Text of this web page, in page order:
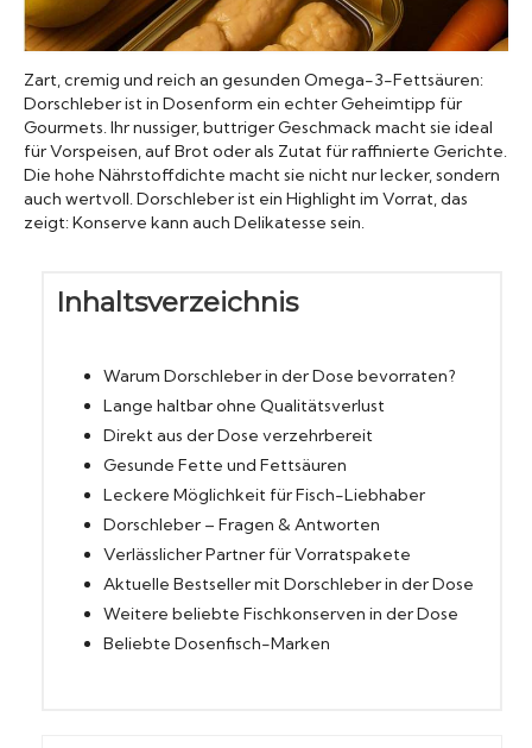
Konserven
Nudeln
Marmelade
Wissenswert
Zart, cremig und reich an gesunden Omega-3-Fettsäuren:
Dorschleber ist in Dosenform ein echter Geheimtipp für
Gourmets. Ihr nussiger, buttriger Geschmack macht sie ideal
für Vorspeisen, auf Brot oder als Zutat für raffinierte Gerichte.
Die hohe Nährstoffdichte macht sie nicht nur lecker, sondern
auch wertvoll. Dorschleber ist ein Highlight im Vorrat, das
zeigt: Konserve kann auch Delikatesse sein.
Inhaltsverzeichnis
Warum Dorschleber in der Dose bevorraten?
Lange haltbar ohne Qualitätsverlust
Direkt aus der Dose verzehrbereit
Gesunde Fette und Fettsäuren
Leckere Möglichkeit für Fisch-Liebhaber
Dorschleber – Fragen & Antworten
Verlässlicher Partner für Vorratspakete
Aktuelle Bestseller mit Dorschleber in der Dose
Weitere beliebte Fischkonserven in der Dose
Beliebte Dosenfisch-Marken